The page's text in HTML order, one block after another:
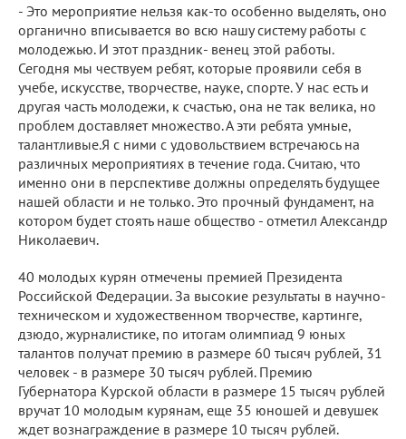
- Это мероприятие нельзя как-то особенно выделять, оно
органично вписывается во всю нашу систему работы с
молодежью. И этот праздник- венец этой работы.
Сегодня мы чествуем ребят, которые проявили себя в
учебе, искусстве, творчестве, науке, спорте. У нас есть и
другая часть молодежи, к счастью, она не так велика, но
проблем доставляет множество. А эти ребята умные,
талантливые.Я с ними с удовольствием встречаюсь на
различных мероприятиях в течение года. Считаю, что
именно они в перспективе должны определять будущее
нашей области и не только. Это прочный фундамент, на
котором будет стоять наше общество - отметил Александр
Николаевич.
40 молодых курян отмечены премией Президента
Российской Федерации. За высокие результаты в научно-
техническом и художественном творчестве, картинге,
дзюдо, журналистике, по итогам олимпиад 9 юных
талантов получат премию в размере 60 тысяч рублей, 31
человек - в размере 30 тысяч рублей. Премию
Губернатора Курской области в размере 15 тысяч рублей
вручат 10 молодым курянам, еще 35 юношей и девушек
ждет вознаграждение в размере 10 тысяч рублей.